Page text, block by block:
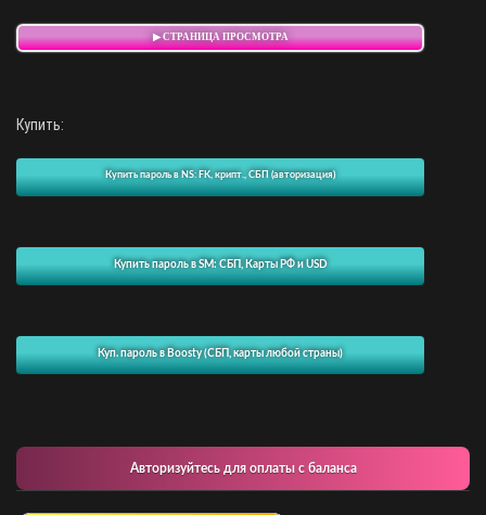
▶ СТРАНИЦА ПРОСМОТРА
Купить:
Купить пароль в NS: FK, крипт., СБП (авторизация)
Купить пароль в SM: СБП, Карты РФ и USD
Куп. пароль в Boosty (СБП, карты любой страны)
Авторизуйтесь для оплаты с баланса